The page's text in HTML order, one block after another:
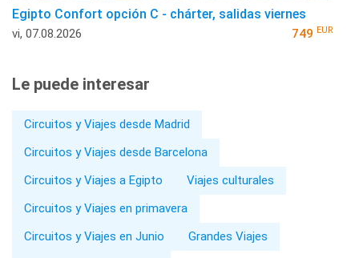
Egipto Confort opción C - chárter, salidas viernes
vi, 07.08.2026 749 EUR
Le puede interesar
Circuitos y Viajes desde Madrid
Circuitos y Viajes desde Barcelona
Circuitos y Viajes a Egipto
Viajes culturales
Circuitos y Viajes en primavera
Circuitos y Viajes en Junio
Grandes Viajes